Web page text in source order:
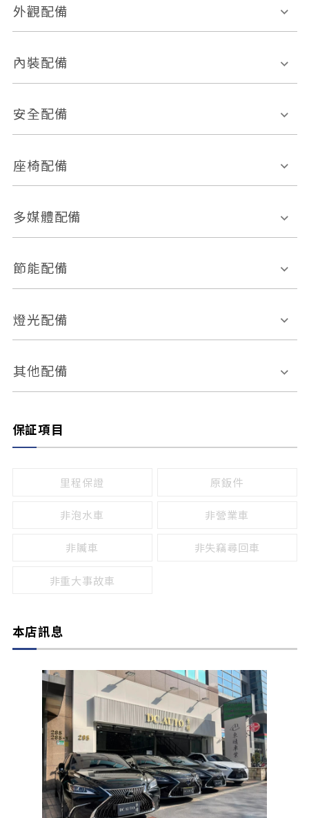
外觀配備
電動天窗
後視鏡方向指示燈
內裝配備
多功能方向盤
恆溫空調
安全配備
前座正面氣囊
ABS防鎖死
車道偏離警示
自動停車系統 盲點偵測系統
倒車雷達
座椅配備
皮椅
無
有
多媒體配備
外部音源接入
節能配備
引擎啟閉系統
燈光配備
感應頭燈
頭燈光源
其他配備
保証項目
里程保證 原鈑件
非泡水車 非營業車
非贓車 非失竊尋回車
非重大事故車
本店訊息